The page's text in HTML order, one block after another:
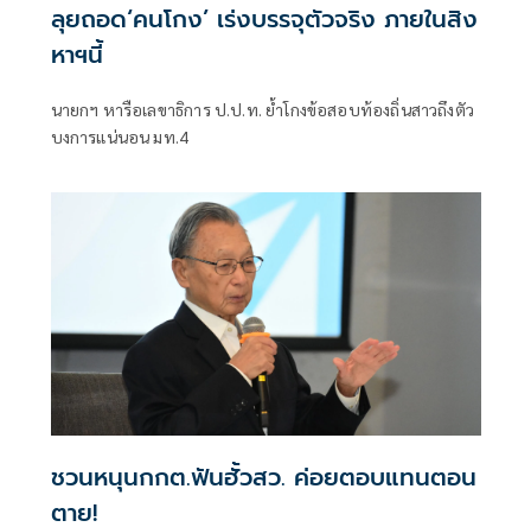
ลุยถอด‘คนโกง’ เร่งบรรจุตัวจริง ภายในสิง
หาฯนี้
นายกฯ หารือเลขาธิการ ป.ป.ท. ย้ำโกงข้อสอบท้องถิ่นสาวถึงตัว
บงการแน่นอน มท.4
ชวนหนุนกกต.ฟันฮั้วสว. ค่อยตอบแทนตอน
ตาย!